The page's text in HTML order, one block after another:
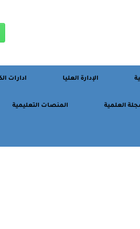
الإدارة العليا ادارات
العلمية المنصات التعليمية